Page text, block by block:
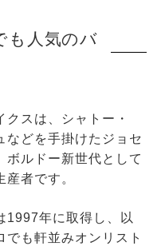
も人気のバ
スは、シャトー・
などを手掛けたジョセ
ボルドー新世代として
者です。
1997年に取得し、以
も軒並みオンリスト